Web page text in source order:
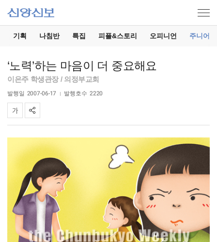
기획 나침반 특집 피플&스토리 오피니언 주니어
‘노력’하는 마음이 더 중요해요
이은주 학생관장 / 의정부교회
발행일 2007-06-17 발행호수 2220